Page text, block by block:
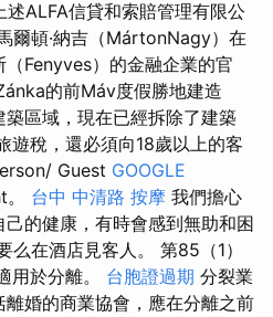
ALFA信貸和索賠管理有限公
爾頓·納吉（MártonNagy）在
Fenyves）的金融企業的官
的前Máv度假勝地建造
區域，現在已經拆除了建築
遊稅，還必須向18歲以上的客
Guest GOOGLE
台中 中清路 按摩 我們擔心
的健康，有時會感到無助和困
么在酒店見客人。 第85（1）
用於分離。 台胞證過期 分裂業
婚的商業協會，應在分離之前